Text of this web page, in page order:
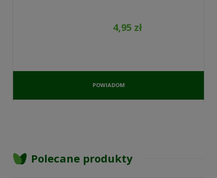
4,95 zł
POWIADOM
DOSTĘPNOŚCI
Polecane produkty